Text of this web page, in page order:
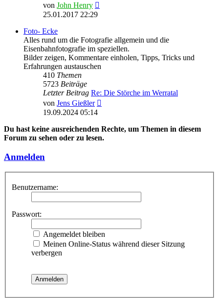
von John Henry
25.01.2017 22:29
Foto- Ecke
Alles rund um die Fotografie allgemein und die
Eisenbahnfotografie im speziellen.
Bilder zeigen, Kommentare einholen, Tipps, Tricks und
Erfahrungen austauschen
410 Themen
5723 Beiträge
Letzter Beitrag Re: Die Störche im Werratal
von Jens Gießler
19.09.2024 05:14
Du hast keine ausreichenden Rechte, um Themen in diesem
Forum zu sehen oder zu lesen.
Anmelden
Benutzername:
Passwort:
Angemeldet bleiben
Meinen Online-Status während dieser Sitzung
verbergen